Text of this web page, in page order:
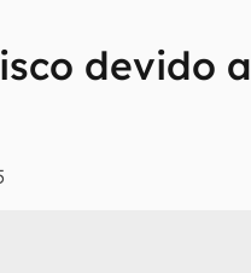
devido a
em primeira